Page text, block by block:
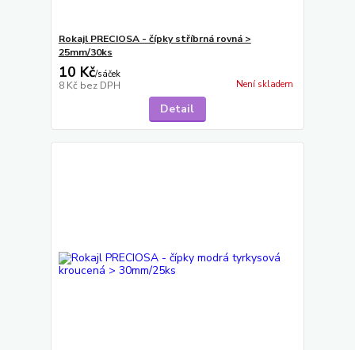
Rokajl PRECIOSA - čípky stříbrná rovná >
25mm/30ks
10 Kč/sáček
8 Kč bez DPH Není skladem
Detail